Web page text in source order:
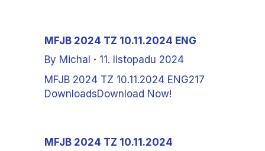
MFJB 2024 TZ 10.11.2024 ENG
By Michal
11. listopadu 2024
MFJB 2024 TZ 10.11.2024 ENG217
DownloadsDownload Now!
MFJB 2024 TZ 10.11.2024